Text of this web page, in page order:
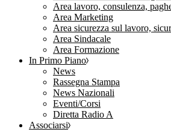
Area lavoro, consulenza,
Area Marketing
Area sicurezza sul lavoro,
Area Sindacale
Area Formazione
In Primo Piano
News
Rassegna Stampa
News Nazionali
Eventi/Corsi
Diretta Radio A
Associarsi